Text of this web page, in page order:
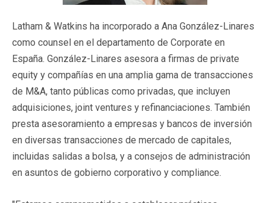
Latham & Watkins ha incorporado a Ana González-Linares
como counsel en el departamento de Corporate en
España. González-Linares asesora a firmas de private
equity y compañías en una amplia gama de transacciones
de M&A, tanto públicas como privadas, que incluyen
adquisiciones, joint ventures y refinanciaciones. También
presta asesoramiento a empresas y bancos de inversión
en diversas transacciones de mercado de capitales,
incluidas salidas a bolsa, y a consejos de administración
en asuntos de gobierno corporativo y compliance.